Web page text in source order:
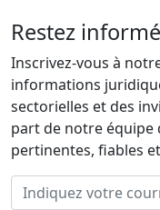
Restez
Inscrivez-vous à
informations
sectorielles et des
part de notre
pertinentes, fiables